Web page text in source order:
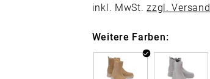
inkl. MwSt.zzgl.
Weitere Farben: